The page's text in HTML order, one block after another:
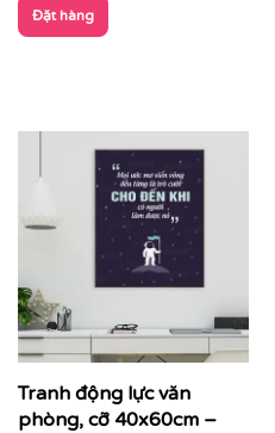
Cận cảnh tranh động
Tranh Văn Phòng:Đa dạng
giản đến nghệ thuật sáng
không gian làm việc
mẽ với đối tác, khách hàng
đồng thời mang lại sự thư
những giờ làm việc căng
Đặt hàng
Tranh động lực văn
phòng, cỡ 40x60cm –